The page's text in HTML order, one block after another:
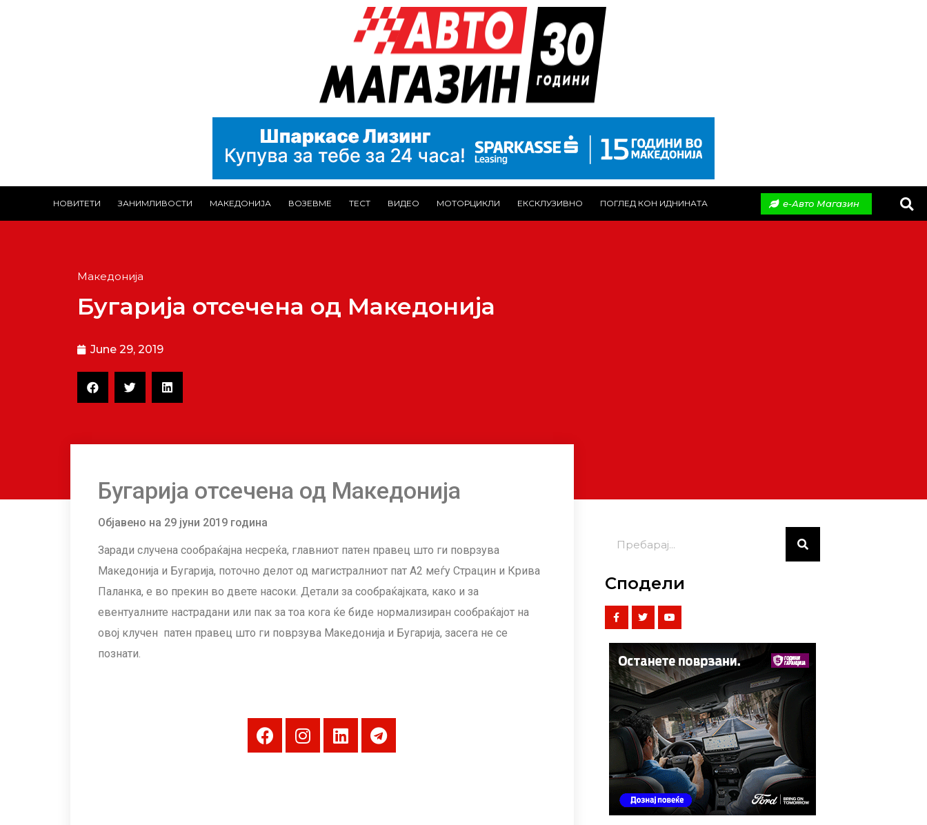
НОВИТЕТИ ЗАНИМЛИВОСТИ МАКЕДОНИЈА ВОЗЕВМЕ ТЕСТ ВИДЕО МОТОРЦИКЛИ ЕКСКЛУЗИВНО ПОГЛЕД КОН ИДНИНАТА е-Авто Магазин
Македонија
Бугарија отсечена од Македонија
June 29, 2019
Бугарија отсечена од Македонија
Објавено на 29 јуни 2019 година
Заради случена сообраќајна несреќа, главниот патен правец што ги поврзува
Македонија и Бугарија, поточно делот од магистралниот пат А2 меѓу Страцин и Крива
Паланка, е во прекин во двете насоки. Детали за сообраќајката, како и за
евентуалните настрадани или пак за тоа кога ќе биде нормализиран сообраќајот на
овој клучен патен правец што ги поврзува Македонија и Бугарија, засега не се
познати.
Сподели